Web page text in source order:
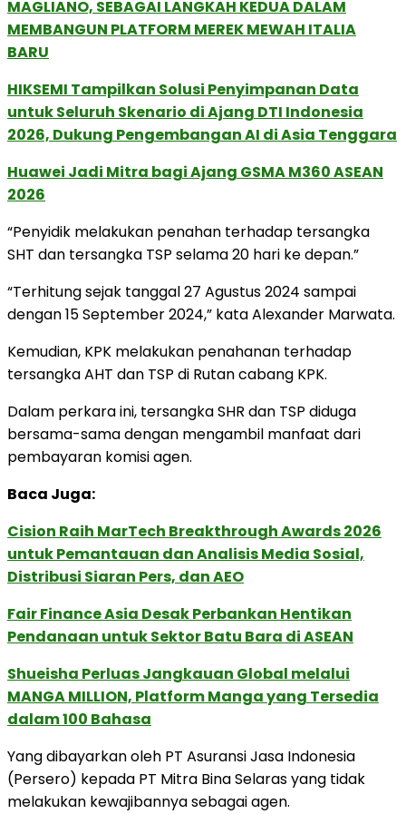
MAGLIANO, SEBAGAI LANGKAH KEDUA DALAM
MEMBANGUN PLATFORM MEREK MEWAH ITALIA
BARU
HIKSEMI Tampilkan Solusi Penyimpanan Data
untuk Seluruh Skenario di Ajang DTI Indonesia
2026, Dukung Pengembangan AI di Asia Tenggara
Huawei Jadi Mitra bagi Ajang GSMA M360 ASEAN
2026
“Penyidik melakukan penahan terhadap tersangka
SHT dan tersangka TSP selama 20 hari ke depan.”
“Terhitung sejak tanggal 27 Agustus 2024 sampai
dengan 15 September 2024,” kata Alexander Marwata.
Kemudian, KPK melakukan penahanan terhadap
tersangka AHT dan TSP di Rutan cabang KPK.
Dalam perkara ini, tersangka SHR dan TSP diduga
bersama-sama dengan mengambil manfaat dari
pembayaran komisi agen.
Baca Juga:
Cision Raih MarTech Breakthrough Awards 2026
untuk Pemantauan dan Analisis Media Sosial,
Distribusi Siaran Pers, dan AEO
Fair Finance Asia Desak Perbankan Hentikan
Pendanaan untuk Sektor Batu Bara di ASEAN
Shueisha Perluas Jangkauan Global melalui
MANGA MILLION, Platform Manga yang Tersedia
dalam 100 Bahasa
Yang dibayarkan oleh PT Asuransi Jasa Indonesia
(Persero) kepada PT Mitra Bina Selaras yang tidak
melakukan kewajibannya sebagai agen.